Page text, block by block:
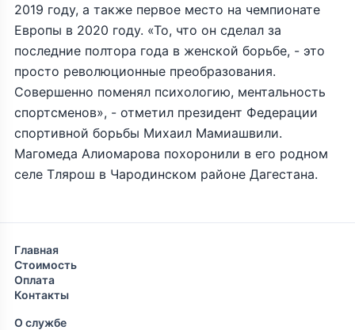
2019 году, а также первое место на чемпионате
Европы в 2020 году. «То, что он сделал за
последние полтора года в женской борьбе, - это
просто революционные преобразования.
Совершенно поменял психологию, ментальность
спортсменов», - отметил президент Федерации
спортивной борьбы Михаил Мамиашвили.
Магомеда Алиомарова похоронили в его родном
селе Тлярош в Чародинском районе Дагестана.
Главная
Стоимость
Оплата
Контакты
О службе